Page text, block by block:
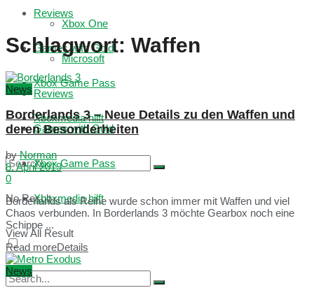
Reviews
Games with Gold
Xbox Game Pass
Xboxmedia hilft
No Result
View All Result
Xbox One
Microsoft
Reviews
Games with Gold
Xbox Game Pass
Xboxmedia hilft
Schlagwort: Waffen
News
Borderlands 3 – Neue Details zu den Waffen und
deren Besonderheiten
by Norman
8. April 2019
0
Borderlands als Reihe wurde schon immer mit Waffen und viel
Chaos verbunden. In Borderlands 3 möchte Gearbox noch eine
Schippe ...
Read moreDetails
News